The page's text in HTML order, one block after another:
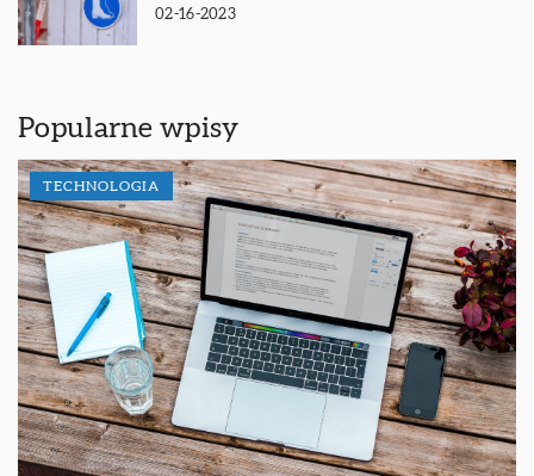
02-16-2023
Popularne wpisy
TECHNOLOGIA